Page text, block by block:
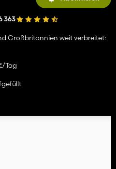
363
Großbritannien weit verbreitet:
Tag